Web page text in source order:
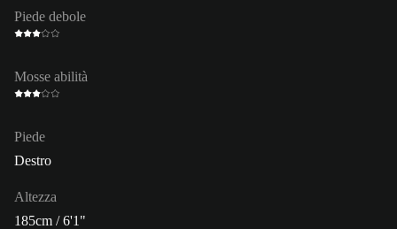
Piede debole
Mosse abilità
Piede
Destro
Altezza
185cm / 6'1"